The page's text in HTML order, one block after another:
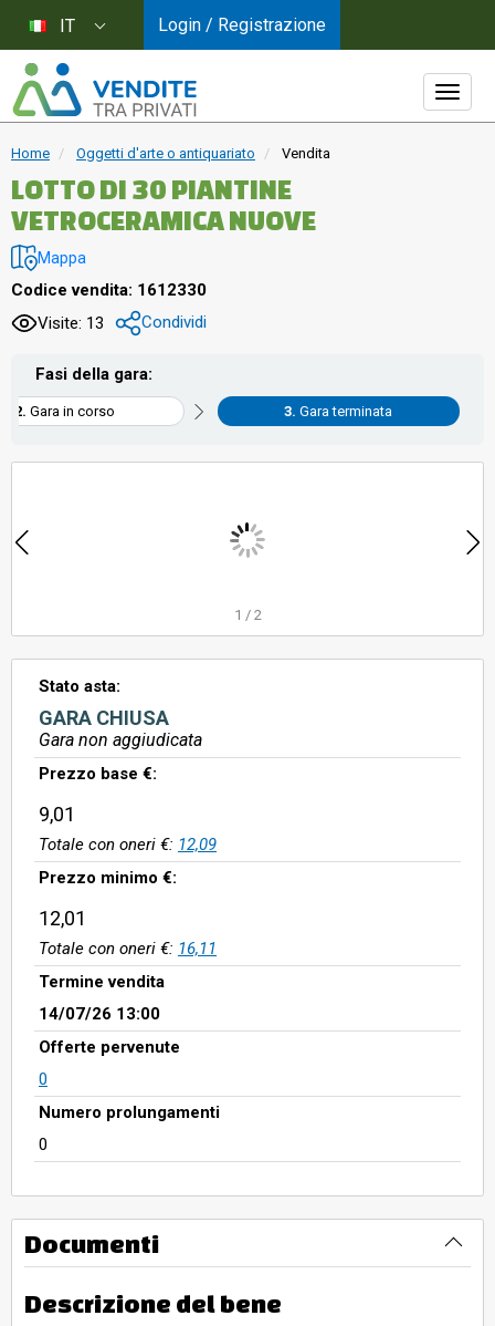
Home Oggetti d'arte o antiquariato Vendita
LOTTO DI 30 PIANTINE
VETROCERAMICA NUOVE
Mappa
Codice vendita: 1612330
Visite: 13
Condividi
Fasi della gara:
Gara in corso Gara terminata
1 / 2
Stato asta:
GARA CHIUSA
Gara non aggiudicata
Prezzo base €:
9,01
Totale con oneri €: 12,09
Prezzo minimo €:
12,01
Totale con oneri €: 16,11
Termine vendita
14/07/26 13:00
Offerte pervenute
0
Numero prolungamenti
0
Documenti
Descrizione del bene
IT Login / Registrazione